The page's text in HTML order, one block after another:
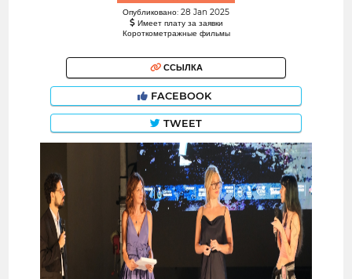
Опубликовано: 28 Jan 2025
Имеет плату за заявки
Короткометражные фильмы
ССЫЛКА
FACEBOOK
TWEET